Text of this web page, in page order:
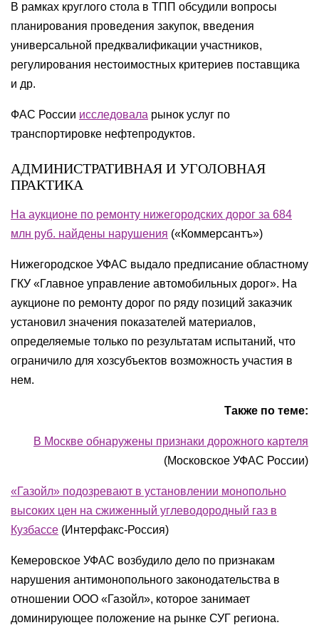
В рамках круглого стола в ТПП обсудили вопросы
планирования проведения закупок, введения
универсальной предквалификации участников,
регулирования нестоимостных критериев поставщика
и др.
ФАС России исследовала рынок услуг по
транспортировке нефтепродуктов.
АДМИНИСТРАТИВНАЯ И УГОЛОВНАЯ
ПРАКТИКА
На аукционе по ремонту нижегородских дорог за 684
млн руб. найдены нарушения («Коммерсантъ»)
Нижегородское УФАС выдало предписание областному
ГКУ «Главное управление автомобильных дорог». На
аукционе по ремонту дорог по ряду позиций заказчик
установил значения показателей материалов,
определяемые только по результатам испытаний, что
ограничило для хозсубъектов возможность участия в
нем.
Также по теме:
В Москве обнаружены признаки дорожного картеля
(Московское УФАС России)
«Газойл» подозревают в установлении монопольно
высоких цен на сжиженный углеводородный газ в
Кузбассе (Интерфакс-Россия)
Кемеровское УФАС возбудило дело по признакам
нарушения антимонопольного законодательства в
отношении ООО «Газойл», которое занимает
доминирующее положение на рынке СУГ региона.